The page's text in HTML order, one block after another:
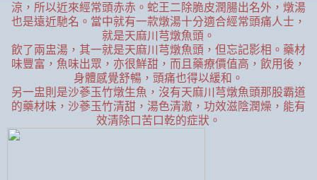
涼，所以近來經常頭赤赤。蛇王二除脆皮潤腸出名外，燉湯
也是遠近馳名。當中就有一款燉湯十分適合經常頭痛人士，
就是天麻川芎燉魚頭。
飲了兩盅湯，其一就是天麻川芎燉魚頭，但忘記影相。藥材
味豐富，魚味出眾，亦很鮮甜，而且藥療價值高，飲用後，
身體感覺舒暢，頭痛也得以緩和。
另一盅則是沙蔘玉竹燉生魚，沒有天麻川芎燉魚頭那股霸道
的藥材味，沙蔘玉竹清甜，湯色清澈，功效滋陰潤燥，能有
效清除口苦口乾的症狀。